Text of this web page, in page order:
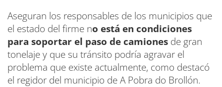
Aseguran los responsables de los municipios que
el estado del firme no está en condiciones
para soportar el paso de camiones de gran
tonelaje y que su tránsito podría agravar el
problema que existe actualmente, como destacó
el regidor del municipio de A Pobra do Brollón.